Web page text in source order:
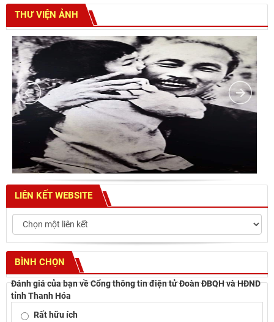
THƯ VIỆN ẢNH
LIÊN KẾT WEBSITE
BÌNH CHỌN
Đánh giá của bạn về Cổng thông tin điện tử Đoàn ĐBQH và HĐND
tỉnh Thanh Hóa
Rất hữu ích